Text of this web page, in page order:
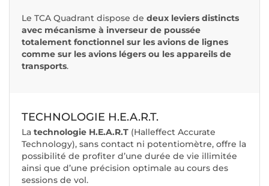
Le TCA Quadrant dispose de deux leviers distincts
avec mécanisme à inverseur de poussée
totalement fonctionnel sur les avions de lignes
comme sur les avions légers ou les appareils de
transports.
TECHNOLOGIE H.E.A.R.T.
La technologie H.E.A.R.T (Halleffect Accurate
Technology), sans contact ni potentiomètre, offre la
possibilité de profiter d’une durée de vie illimitée
ainsi que d’une précision optimale au cours des
sessions de vol.